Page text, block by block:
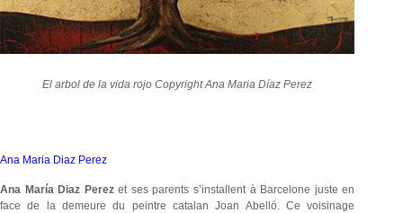
El arbol de la vida rojo CopyrightAna Maria Díaz Perez
Ana Maria Diaz Perez
Ana María Diaz Perezet ses parents s’installent à Barcelone juste en
face de la demeure du peintre catalan Joan Abelló. Ce voisinage